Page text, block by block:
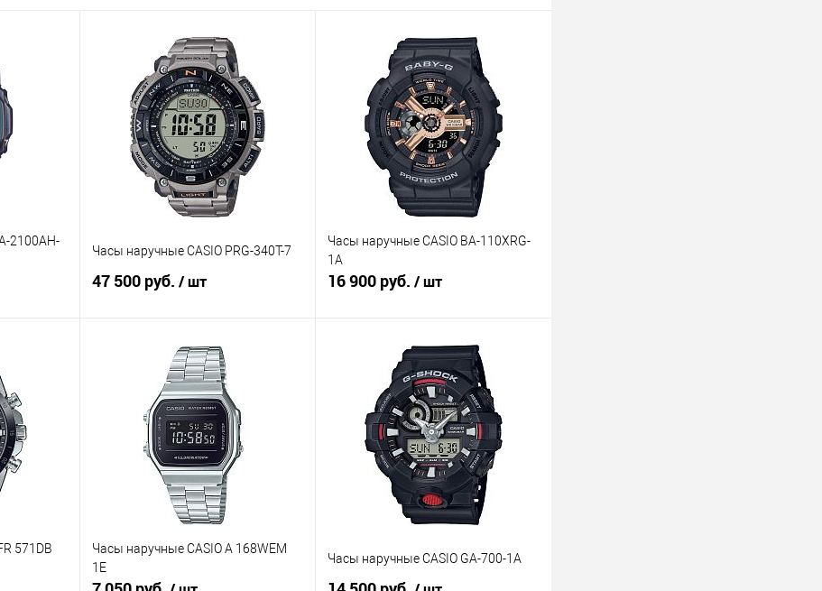
2100AH-
Часы наручные CASIO PRG-340T-7
47 500 руб. / шт
В корзину
Купить в 1 клик
К сравнению
В избранное
В наличии
Часы наручные CASIO BA-110XRG-
1A
16 900 руб. / шт
В корзину
Купить в 1 клик
К сравнению
В избранное
В наличии
571DB
Часы наручные CASIO A 168WEM
1E
Часы наручные CASIO GA-700-1A